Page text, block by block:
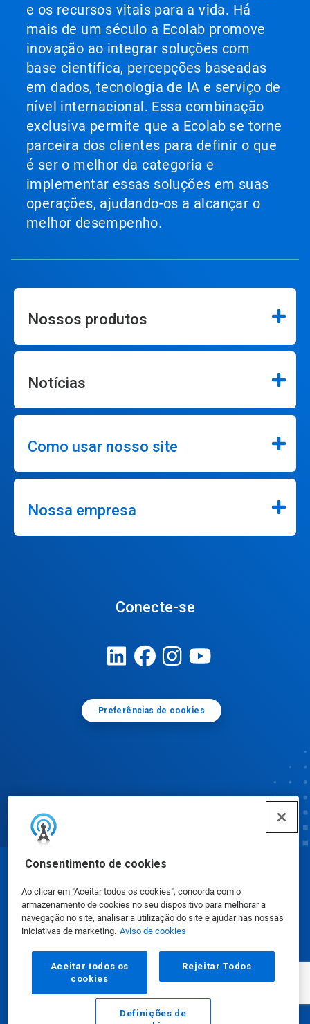
Consentimento de cookies
Ao clicar em "Aceitar todos os cookies", concorda com o
armazenamento de cookies no seu dispositivo para melhorar a
navegação no site, analisar a utilização do site e ajudar nas nossas
iniciativas de marketing. Aviso de cookies
Aceitar todos os
cookies
Rejeitar Todos
Definições de
e os recursos vitais para a vida. Há
mais de um século a Ecolab promove
inovação ao integrar soluções com
base científica, percepções baseadas
em dados, tecnologia de IA e serviço de
nível internacional. Essa combinação
exclusiva permite que a Ecolab se torne
parceira dos clientes para definir o que
é ser o melhor da categoria e
implementar essas soluções em suas
operações, ajudando-os a alcançar o
melhor desempenho.
Nossos produtos
Notícias
Como usar nosso site
Nossa empresa
Conecte-se
Preferências de cookies
Fichas de Informação de Segurança de Produtos
Químicos|Política de Privacidade